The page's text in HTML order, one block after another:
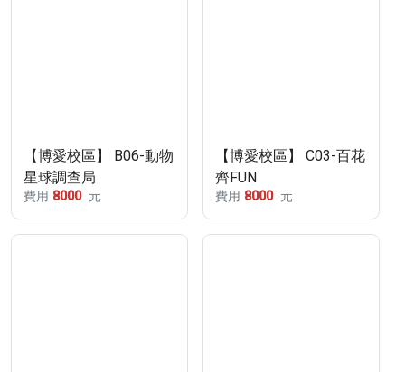
【博愛校區】 B06-動物
星球調查局
費用 8000 元
【博愛校區】 C03-百花
齊FUN
費用 8000 元